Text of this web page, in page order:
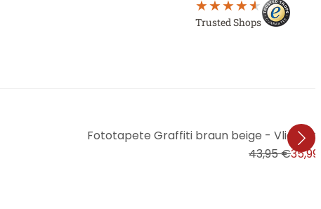
Trusted Shops
Fototapete Graffiti braun beige -
43,95 €